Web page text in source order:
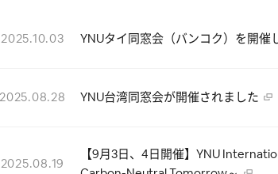
2025.10.03 YNUタイ同窓会（バンコク）を開催
2025.08.28 YNU台湾同窓会が開催されました
2025.08.19
【9月3日、4日開催】YNU